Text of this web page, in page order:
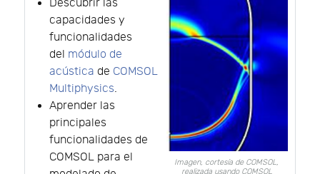
Imagen, cortesía de COMSOL,
realizada usando COMSOL
Descubrir las
capacidades y
funcionalidades
del módulo de
acústica de COMSOL
Multiphysics.
Aprender las
principales
funcionalidades de
COMSOL para el